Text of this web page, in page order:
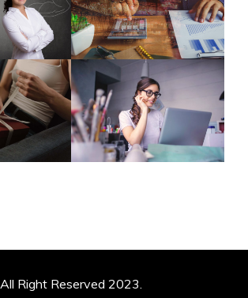
All Right Reserved 2023.